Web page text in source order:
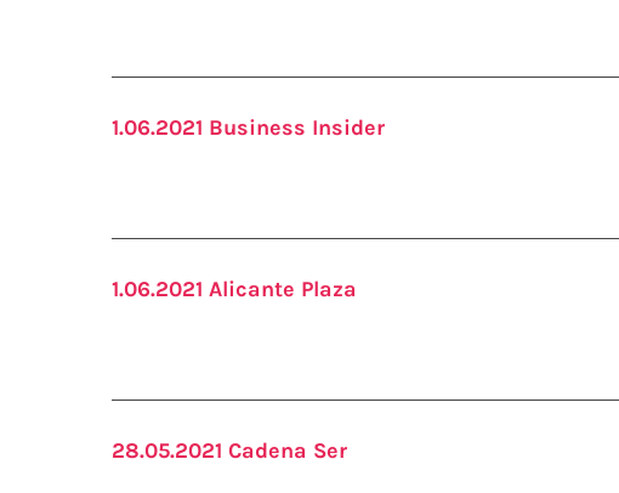
1.06.2021 Business Insider
1.06.2021 Alicante Plaza
28.05.2021 Cadena Ser